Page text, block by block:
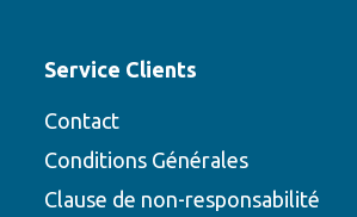
Service Clients
Contact
Conditions Générales
Clause de non-responsabilité